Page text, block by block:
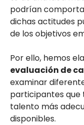
podrían
dichas actitudes
de los objetivos
Por ello, hemos
evaluación de
examinar
participantes que
talento más
disponibles.